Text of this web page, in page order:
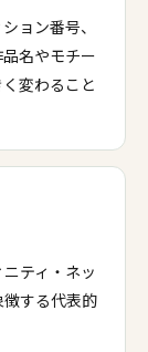
ョン番号、
名やモチー
変わること
ティ・ネッ
する代表的